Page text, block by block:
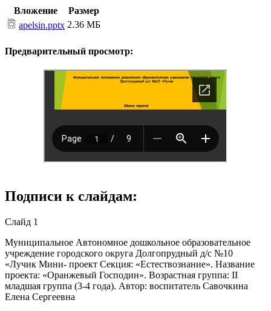
Вложение
Размер
apelsin.pptx 2.36 МБ
Предварительный просмотр:
Подписи к слайдам:
Слайд 1
Муниципальное Автономное дошкольное образовательное
учреждение городского округа Долгопрудный д/с №10
«Лучик Мини- проект Секция: «Естествознание». Название
проекта: «Оранжевый Господин». Возрастная группа: II
младшая группа (3-4 года). Автор: воспитатель Савочкина
Елена Сергеевна